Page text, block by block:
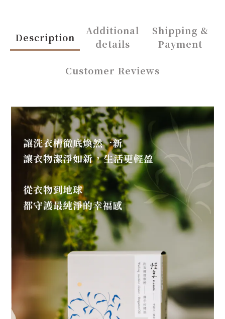
Description
Additional
details
Shipping &
Payment
Customer Reviews